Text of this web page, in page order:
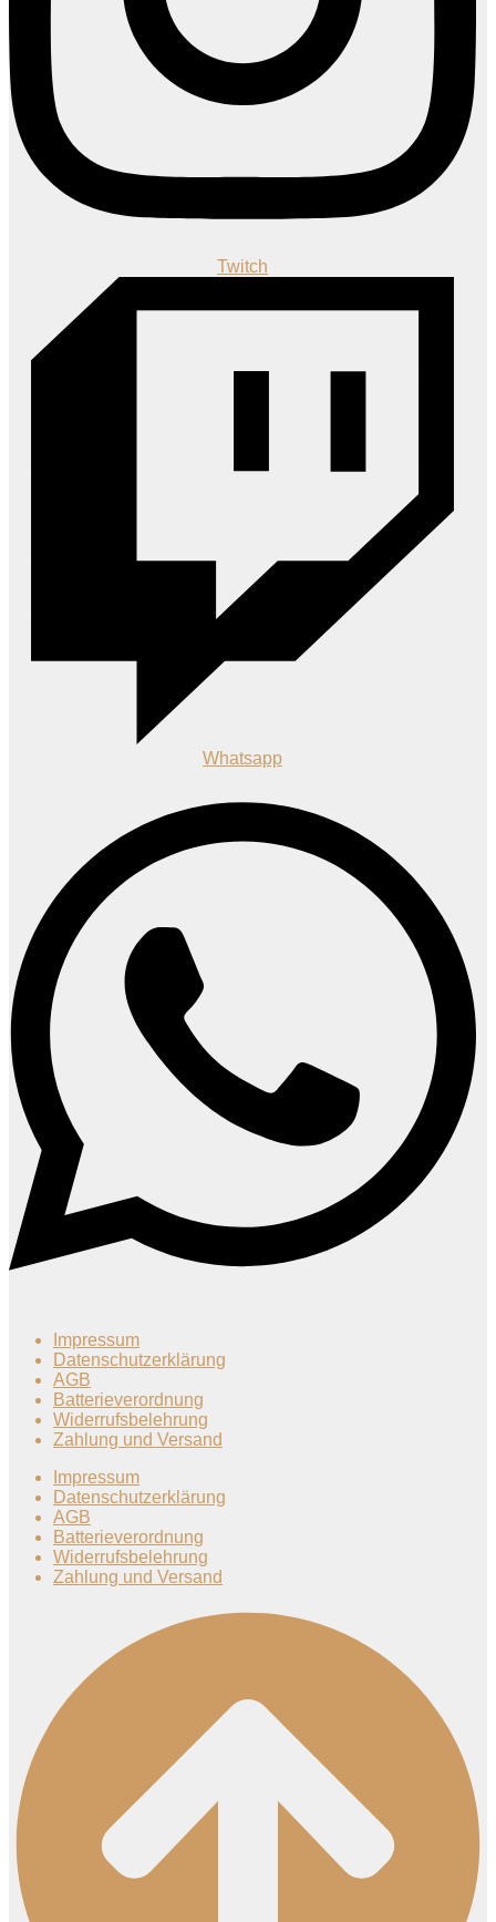
Twitch
Whatsapp
Impressum
Datenschutzerklärung
AGB
Batterieverordnung
Widerrufsbelehrung
Zahlung und Versand
Impressum
Datenschutzerklärung
AGB
Batterieverordnung
Widerrufsbelehrung
Zahlung und Versand